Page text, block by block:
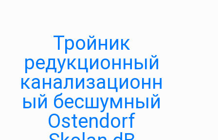
Тройник
редукционный
канализационн
ый бесшумный
Ostendorf